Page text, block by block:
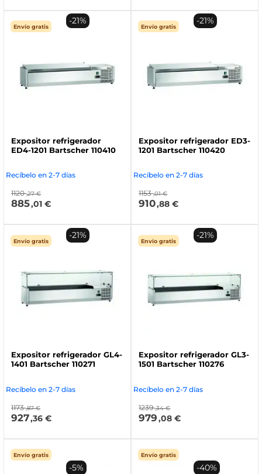
Envío gratis
Expositor refrigerador
ED4-1201 Bartscher 110410
Recíbelo en 2-7 días
1120 ,27 €
885,01 €
-21%
Envío gratis
Expositor refrigerador ED3-
1201 Bartscher 110420
Recíbelo en 2-7 días
1153 ,01 €
910,88 €
-21%
Envío gratis
Expositor refrigerador GL4-
1401 Bartscher 110271
Recíbelo en 2-7 días
1173 ,87 €
927,36 €
-21%
Envío gratis
Expositor refrigerador GL3-
1501 Bartscher 110276
Recíbelo en 2-7 días
1239 ,34 €
979,08 €
-21%
Envío gratis
-5%
Envío gratis
-40%